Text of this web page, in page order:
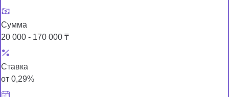
Сумма
20 000 - 170 000 ₸
Ставка
от 0,29%